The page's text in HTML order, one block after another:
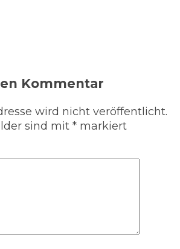
Kommentar
wird nicht veröffentlicht.
sind mit * markiert